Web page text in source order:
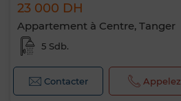
23 000 DH
Appartement à Centre, Tanger
5 Sdb.
Contacter Appelez